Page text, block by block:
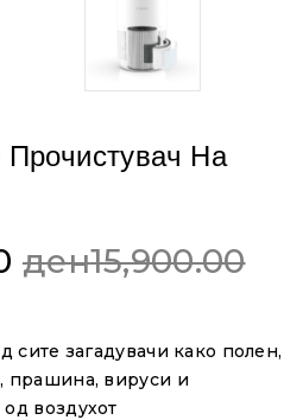
На
ден15,900.00
сите загадувачи како полен,
прашина, вируси и
воздухот